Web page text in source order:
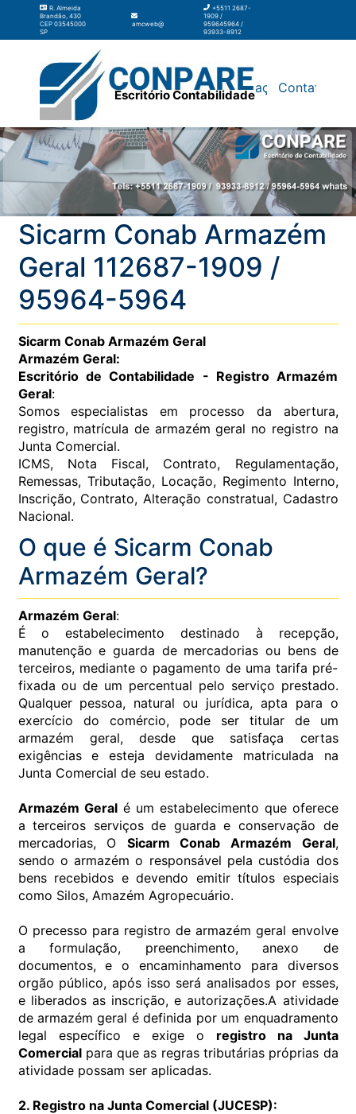
R. Almeida
Brandão, 430
CEP 03545000
SP
amcweb@amcweb.com.br
+5511 2687-
1909 /
959645964 /
93933-8912
Silos GalpãoContabilidadeTerceirizaçãoContato
Escritório Contabilidade
Sicarm Conab Armazém
Geral 112687-1909 /
95964-5964
Sicarm Conab Armazém Geral
Armazém Geral:
Escritório de Contabilidade - Registro Armazém
Geral:
Somos especialistas em processo da abertura,
registro, matrícula de armazém geral no registro na
Junta Comercial.
ICMS, Nota Fiscal, Contrato, Regulamentação,
Remessas, Tributação, Locação, Regimento Interno,
Inscrição, Contrato, Alteração constratual, Cadastro
Nacional.
O que é Sicarm Conab
Armazém Geral?
Armazém Geral:
É o estabelecimento destinado à recepção,
manutenção e guarda de mercadorias ou bens de
terceiros, mediante o pagamento de uma tarifa pré-
fixada ou de um percentual pelo serviço prestado.
Qualquer pessoa, natural ou jurídica, apta para o
exercício do comércio, pode ser titular de um
armazém geral, desde que satisfaça certas
exigências e esteja devidamente matriculada na
Junta Comercial de seu estado.
Armazém Geralé um estabelecimento que oferece
a terceiros serviços de guarda e conservação de
mercadorias, O Sicarm Conab Armazém Geral,
sendo o armazém o responsável pela custódia dos
bens recebidos e devendo emitir títulos especiais
como Silos, Amazém Agropecuário.
O precesso para registro de armazém geral envolve
a formulação, preenchimento, anexo de
documentos, e o encaminhamento para diversos
orgão público, após isso será analisados por esses,
e liberados as inscrição, e autorizações.A atividade
de armazém geral é definida por um enquadramento
legal específico e exige o registro na Junta
Comercialpara que as regras tributárias próprias da
atividade possam ser aplicadas.
2. Registro na Junta Comercial (JUCESP):